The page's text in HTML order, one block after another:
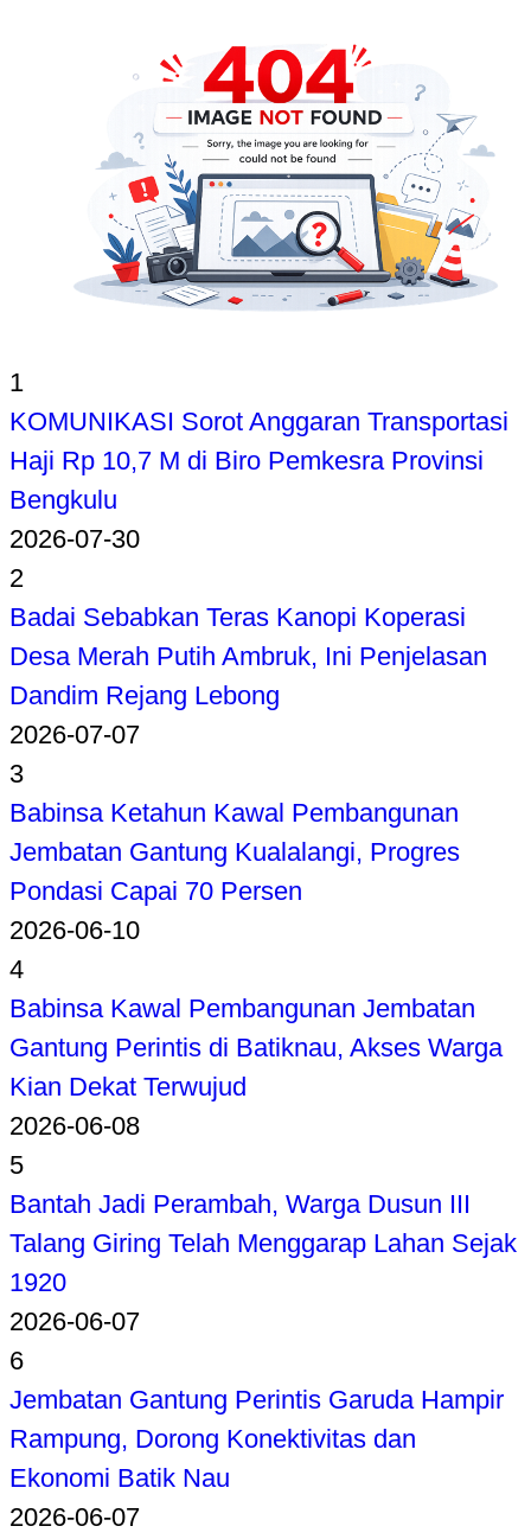
1
KOMUNIKASI Sorot Anggaran Transportasi
Haji Rp 10,7 M di Biro Pemkesra Provinsi
Bengkulu
2026-07-30
2
Badai Sebabkan Teras Kanopi Koperasi
Desa Merah Putih Ambruk, Ini Penjelasan
Dandim Rejang Lebong
2026-07-07
3
Babinsa Ketahun Kawal Pembangunan
Jembatan Gantung Kualalangi, Progres
Pondasi Capai 70 Persen
2026-06-10
4
Babinsa Kawal Pembangunan Jembatan
Gantung Perintis di Batiknau, Akses Warga
Kian Dekat Terwujud
2026-06-08
5
Bantah Jadi Perambah, Warga Dusun III
Talang Giring Telah Menggarap Lahan Sejak
1920
2026-06-07
6
Jembatan Gantung Perintis Garuda Hampir
Rampung, Dorong Konektivitas dan
Ekonomi Batik Nau
2026-06-07